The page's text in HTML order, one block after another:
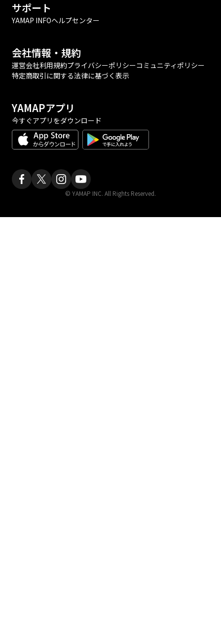
サポート
YAMAP INFOヘルプセンター
会社情報・規約
運営会社利用規約プライバシーポリシーコミュニティポリシー
特定商取引に関する法律に基づく表示
YAMAPアプリ
今すぐアプリをダウンロード
© YAMAP INC. All Rights Reserved.